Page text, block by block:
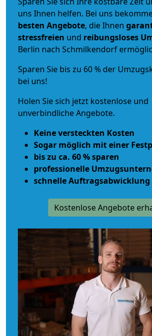
uns Ihnen helfen. Bei uns
besten Angebote, die Ihnen
stressfreien und reibungsloses
Berlin nach Schmilkendorf
Sparen Sie bis zu 60 % der
bei uns!
Holen Sie sich jetzt kostenlose und
unverbindliche Angebote.
Keine versteckten Kosten
Sogar möglich mit einer
bis zu ca. 60 % sparen
professionelle
schnelle Auftragsabwicklung
Kostenlose Angebote